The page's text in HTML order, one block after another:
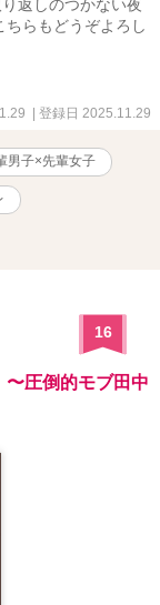
返しのつかない夜
らもどうぞよろし
※他サイトにも投稿
| 登録日 2025.11.29
男子×先輩女子
16
圧倒的モブ田中